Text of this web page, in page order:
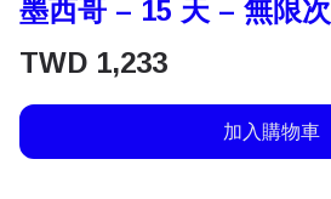
墨西哥 – 15 天 – 無限次
TWD 1,233
加入購物車